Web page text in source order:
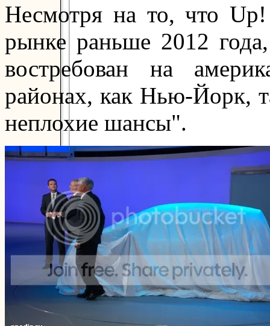
Несмотря на то, что
рынке раньше 2012
востребован на
районах, как Нью-Йорк,
неплохие шансы".